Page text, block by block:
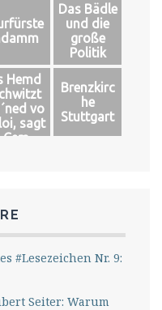
Das Bädle
und die
große
Politik
Hemd
vo
sagt
Cem
Brenzkirc
he
Stuttgart
#Lesezeichen Nr. 9:
Seiter: Warum